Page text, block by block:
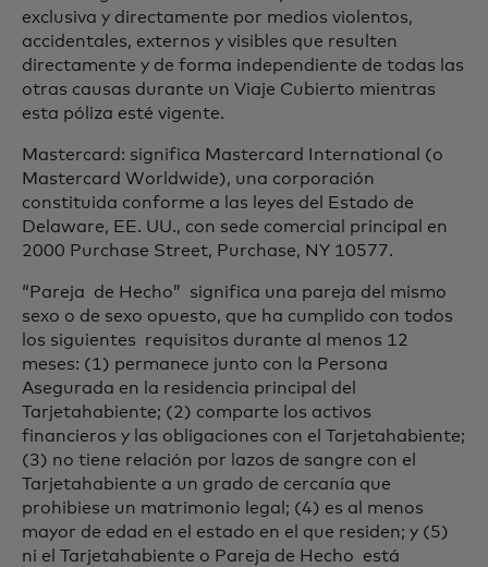
exclusiva y directamente por medios violentos,
accidentales, externos y visibles que resulten
directamente y de forma independiente de todas las
otras causas durante un Viaje Cubierto mientras
esta póliza esté vigente.
Mastercard: significa Mastercard International (o
Mastercard Worldwide), una corporación
constituida conforme a las leyes del Estado de
Delaware, EE. UU., con sede comercial principal en
2000 Purchase Street, Purchase, NY 10577.
“Pareja de Hecho” significa una pareja del mismo
sexo o de sexo opuesto, que ha cumplido con todos
los siguientes requisitos durante al menos 12
meses: (1) permanece junto con la Persona
Asegurada en la residencia principal del
Tarjetahabiente; (2) comparte los activos
financieros y las obligaciones con el Tarjetahabiente;
(3) no tiene relación por lazos de sangre con el
Tarjetahabiente a un grado de cercanía que
prohibiese un matrimonio legal; (4) es al menos
mayor de edad en el estado en el que residen; y (5)
ni el Tarjetahabiente o Pareja de Hecho está